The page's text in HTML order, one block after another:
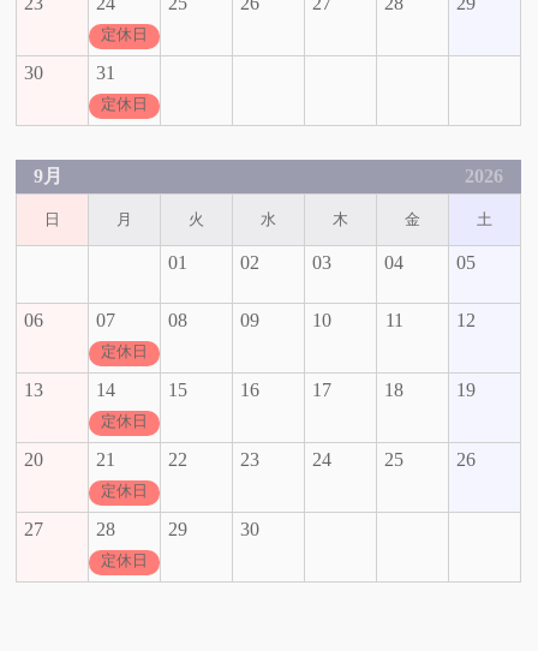
定休日
30 31
定休日
9月 2026
日 月 火 水 木 金 土
01 02 03 04 05
06 07
定休日
08 09 10 11 12
13 14
定休日
15 16 17 18 19
20 21
定休日
22 23 24 25 26
27 28
定休日
29 30